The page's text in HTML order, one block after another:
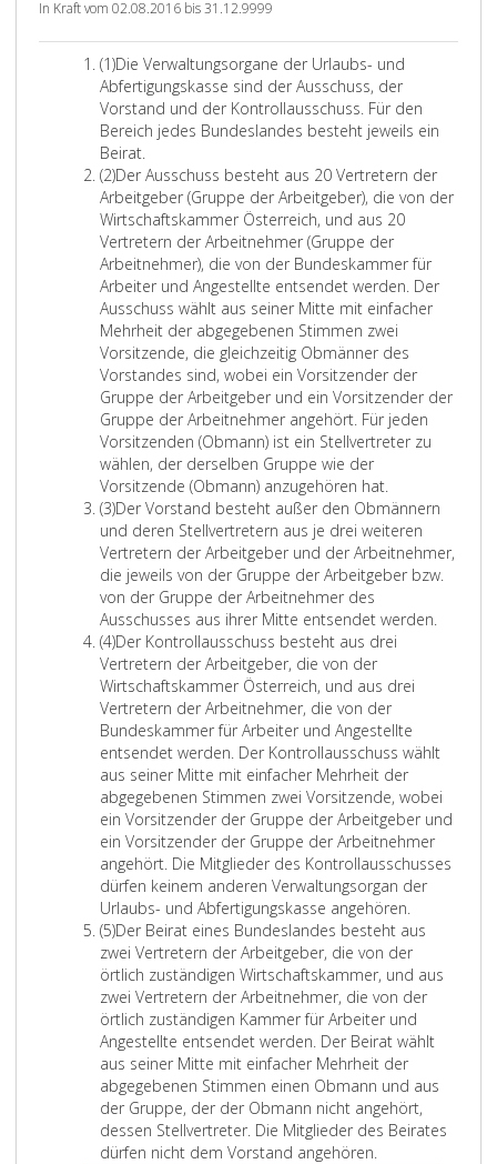
In Kraft vom 02.08.2016 bis 31.12.9999
(1)A
b
s
a
t
z
e
i
n
s
Die Verwaltungsorgane der Urlaubs- und
Abfertigungskasse sind der Ausschuss, der
Vorstand und der Kontrollausschuss. Für den
Bereich jedes Bundeslandes besteht jeweils ein
Beirat.
(2)A
b
s
a
t
z
2
Der Ausschuss besteht aus 20 Vertretern der
Arbeitgeber (Gruppe der Arbeitgeber), die von der
Wirtschaftskammer Österreich, und aus 20
Vertretern der Arbeitnehmer (Gruppe der
Arbeitnehmer), die von der Bundeskammer für
Arbeiter und Angestellte entsendet werden. Der
Ausschuss wählt aus seiner Mitte mit einfacher
Mehrheit der abgegebenen Stimmen zwei
Vorsitzende, die gleichzeitig Obmänner des
Vorstandes sind, wobei ein Vorsitzender der
Gruppe der Arbeitgeber und ein Vorsitzender der
Gruppe der Arbeitnehmer angehört. Für jeden
Vorsitzenden (Obmann) ist ein Stellvertreter zu
wählen, der derselben Gruppe wie der
Vorsitzende (Obmann) anzugehören hat.
(3)A
b
s
a
t
z
3
Der Vorstand besteht außer den Obmännern
und deren Stellvertretern aus je drei weiteren
Vertretern der Arbeitgeber und der Arbeitnehmer,
die jeweils von der Gruppe der Arbeitgeber bzw.
von der Gruppe der Arbeitnehmer des
Ausschusses aus ihrer Mitte entsendet werden.
(4)A
b
s
a
t
z
4
Der Kontrollausschuss besteht aus drei
Vertretern der Arbeitgeber, die von der
Wirtschaftskammer Österreich, und aus drei
Vertretern der Arbeitnehmer, die von der
Bundeskammer für Arbeiter und Angestellte
entsendet werden. Der Kontrollausschuss wählt
aus seiner Mitte mit einfacher Mehrheit der
abgegebenen Stimmen zwei Vorsitzende, wobei
ein Vorsitzender der Gruppe der Arbeitgeber und
ein Vorsitzender der Gruppe der Arbeitnehmer
angehört. Die Mitglieder des Kontrollausschusses
dürfen keinem anderen Verwaltungsorgan der
Urlaubs- und Abfertigungskasse angehören.
(5)A
b
s
a
t
z
5
Der Beirat eines Bundeslandes besteht aus
zwei Vertretern der Arbeitgeber, die von der
örtlich zuständigen Wirtschaftskammer, und aus
zwei Vertretern der Arbeitnehmer, die von der
örtlich zuständigen Kammer für Arbeiter und
Angestellte entsendet werden. Der Beirat wählt
aus seiner Mitte mit einfacher Mehrheit der
abgegebenen Stimmen einen Obmann und aus
der Gruppe, der der Obmann nicht angehört,
dessen Stellvertreter. Die Mitglieder des Beirates
dürfen nicht dem Vorstand angehören.